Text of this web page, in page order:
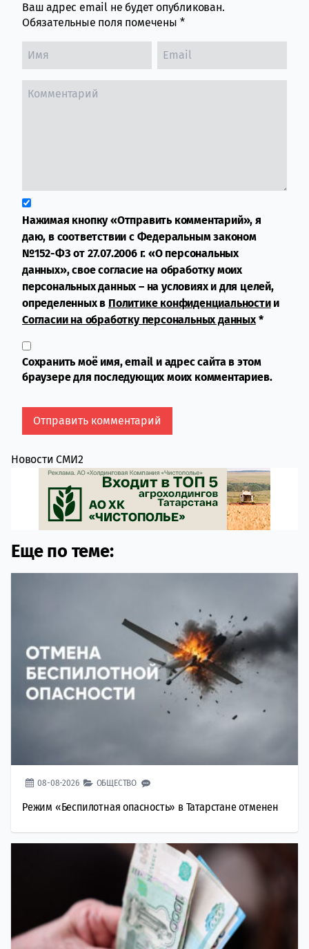
Ваш адрес email не будет опубликован.
Обязательные поля помечены *
Нажимая кнопку «Отправить комментарий», я
даю, в соответствии с Федеральным законом
№152-ФЗ от 27.07.2006 г. «О персональных
данных», свое согласие на обработку моих
персональных данных – на условиях и для целей,
определенных в Политике конфиденциальностии
Согласии на обработку персональных данных*
Сохранить моё имя, email и адрес сайта в этом
браузере для последующих моих комментариев.
Новости СМИ2
Еще по теме:
08-08-2026 ОБЩЕСТВО
Режим «Беспилотная опасность» в Татарстане отменен